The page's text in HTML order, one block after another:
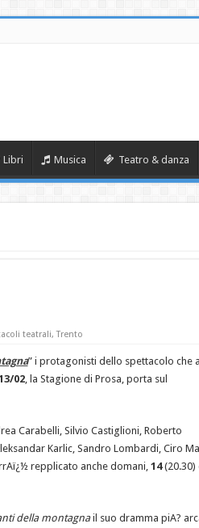
Libri Musica Teatro & danza
teatrali,Trento
” i protagonisti dello spettacolo che
02, la Stagione di Prosa, porta sul
Carabelli, Silvio Castiglioni, Roberto
Karlic, Sandro Lombardi, Ciro
repplicato anche domani, 14(20.30)
della montagnail suo dramma piA?